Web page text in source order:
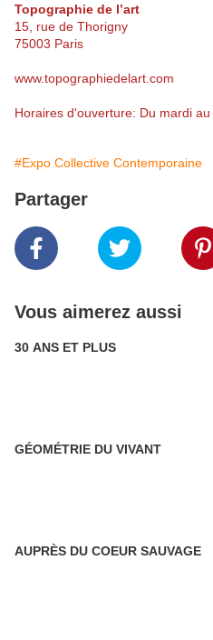
Topographie de l’art
15, rue de Thorigny
75003 Paris
www.topographiedelart.com
Horaires d'ouverture: Du mardi
#Expo Collective Contemporaine
Partager
Vous aimerez aussi
30 ANS ET PLUS
GÉOMÉTRIE DU VIVANT
AUPRÈS DU COEUR SAUVAGE